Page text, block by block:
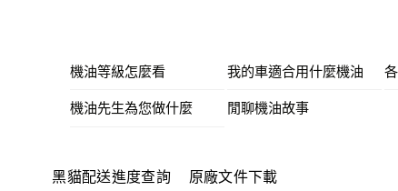
機油等級怎麼看 我的車適合用什麼機油
機油先生為您做什麼 閒聊機油故事
黑貓配送進度查詢 原廠文件下載